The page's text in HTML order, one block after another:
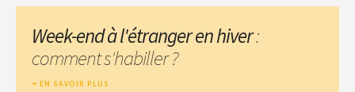
Week-end à l'étranger en hiver:
comment s'habiller ?
EN SAVOIR PLUS